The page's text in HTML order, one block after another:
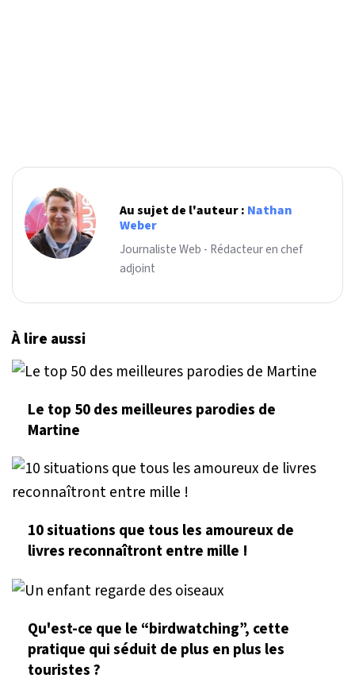
Au sujet de l'auteur : Nathan
Weber
Journaliste Web - Rédacteur en chef
adjoint
À lire aussi
Le top 50 des meilleures parodies de
Martine
10 situations que tous les amoureux de
livres reconnaîtront entre mille !
Qu'est-ce que le “birdwatching”, cette
pratique qui séduit de plus en plus les
touristes ?